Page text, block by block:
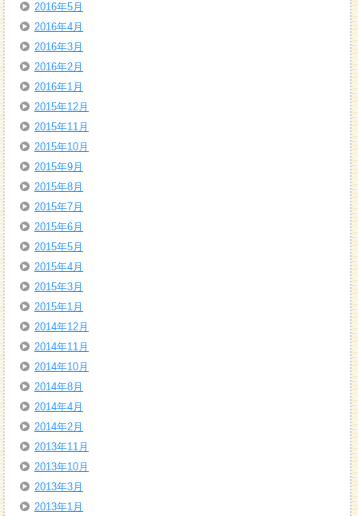
2016年5月
2016年4月
2016年3月
2016年2月
2016年1月
2015年12月
2015年11月
2015年10月
2015年9月
2015年8月
2015年7月
2015年6月
2015年5月
2015年4月
2015年3月
2015年1月
2014年12月
2014年11月
2014年10月
2014年8月
2014年4月
2014年2月
2013年11月
2013年10月
2013年3月
2013年1月